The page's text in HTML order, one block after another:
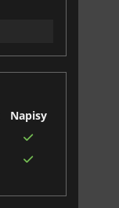
Napisy